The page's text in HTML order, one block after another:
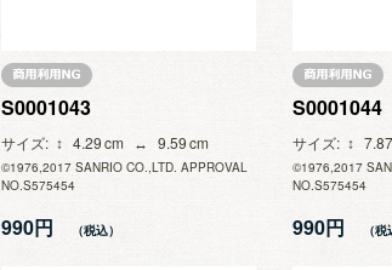
S0001043
サイズ 4.29 9.59
©1976,2017 SANRIO CO.,LTD. APPROVAL
NO.S575454
990円
S0001044
サイズ 7.87
©1976,2017
NO.S575454
990円